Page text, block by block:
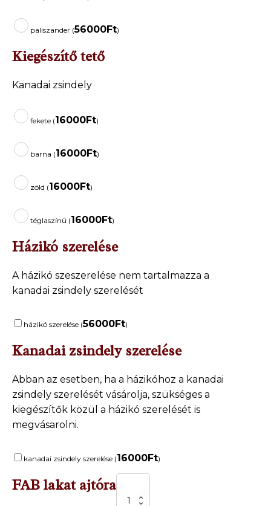
paliszander (56000Ft)
Kiegészítő tető
Kanadai zsindely
fekete (16000Ft)
barna (16000Ft)
zöld (16000Ft)
téglaszínű (16000Ft)
Házikó szerelése
A házikó szeszerelése nem tartalmazza a
kanadai zsindely szerelését
házikó szerelése (56000Ft)
Kanadai zsindely szerelése
Abban az esetben, ha a házikóhoz a kanadai
zsindely szerelését vásárolja, szükséges a
kiegészítők közül a házikó szerelését is
megvásarolni.
kanadai zsindely szerelése (16000Ft)
FAB lakat ajtóra
játszóház